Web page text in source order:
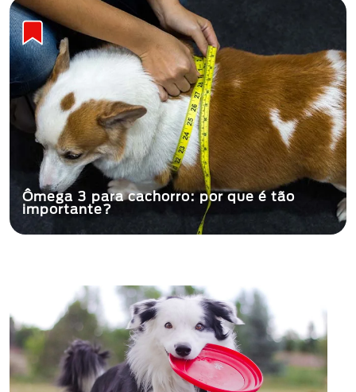
Ômega 3 para cachorro: por que é tão
importante?